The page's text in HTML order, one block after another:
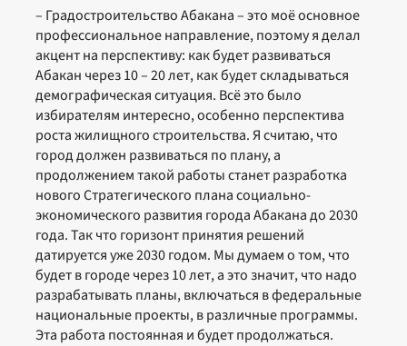
– Градостроительство Абакана – это моё основное
профессиональное направление, поэтому я делал
акцент на перспективу: как будет развиваться
Абакан через 10 – 20 лет, как будет складываться
демографическая ситуация. Всё это было
избирателям интересно, особенно перспектива
роста жилищного строительства. Я считаю, что
город должен развиваться по плану, а
продолжением такой работы станет разработка
нового Стратегического плана социально-
экономического развития города Абакана до 2030
года. Так что горизонт принятия решений
датируется уже 2030 годом. Мы думаем о том, что
будет в городе через 10 лет, а это значит, что надо
разрабатывать планы, включаться в федеральные
национальные проекты, в различные программы.
Эта работа постоянная и будет продолжаться.